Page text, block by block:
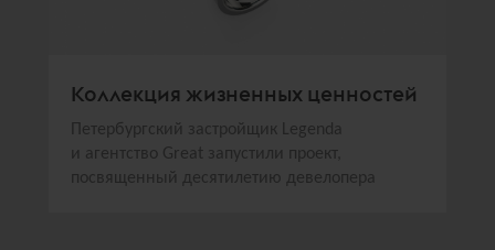
Коллекция жизненных ценностей
Петербургский застройщик Legenda
и агентство Great запустили проект,
посвященный десятилетию девелопера